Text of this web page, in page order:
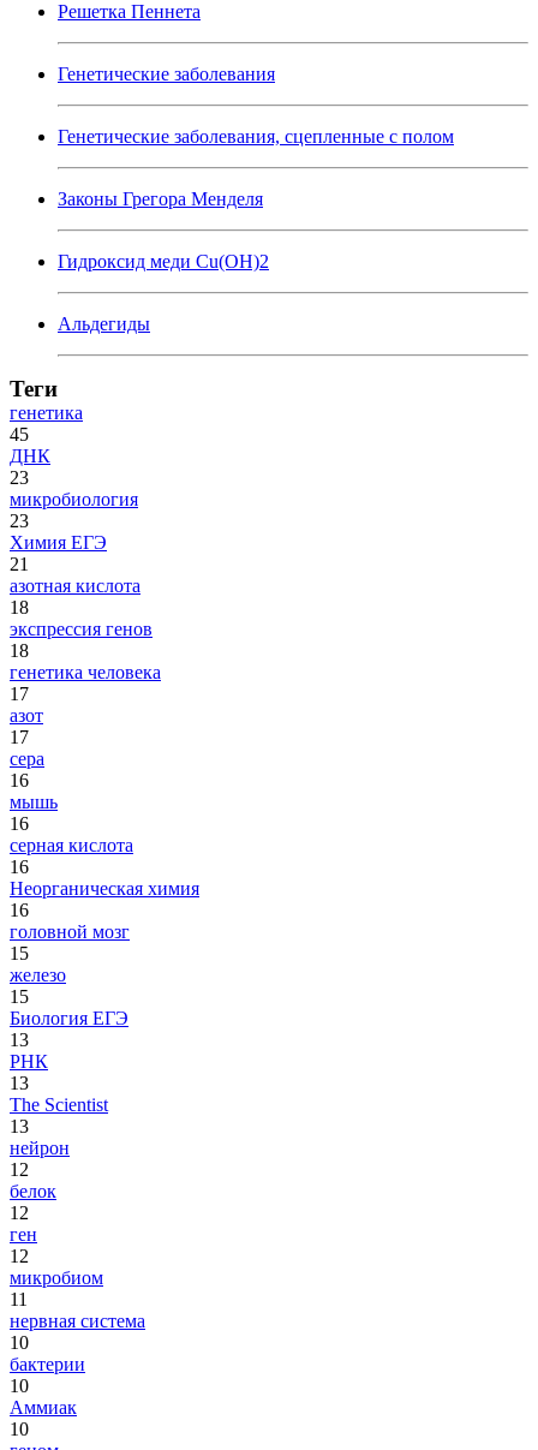
Решетка Пеннета
Генетические заболевания
Генетические заболевания, сцепленные с полом
Законы Грегора Менделя
Гидроксид меди Cu(OH)2
Альдегиды
Теги
генетика
45
ДНК
23
микробиология
23
Химия ЕГЭ
21
азотная кислота
18
экспрессия генов
18
генетика человека
17
азот
17
сера
16
мышь
16
серная кислота
16
Неорганическая химия
16
головной мозг
15
железо
15
Биология ЕГЭ
13
РНК
13
The Scientist
13
нейрон
12
белок
12
ген
12
микробиом
11
нервная система
10
бактерии
10
Аммиак
10